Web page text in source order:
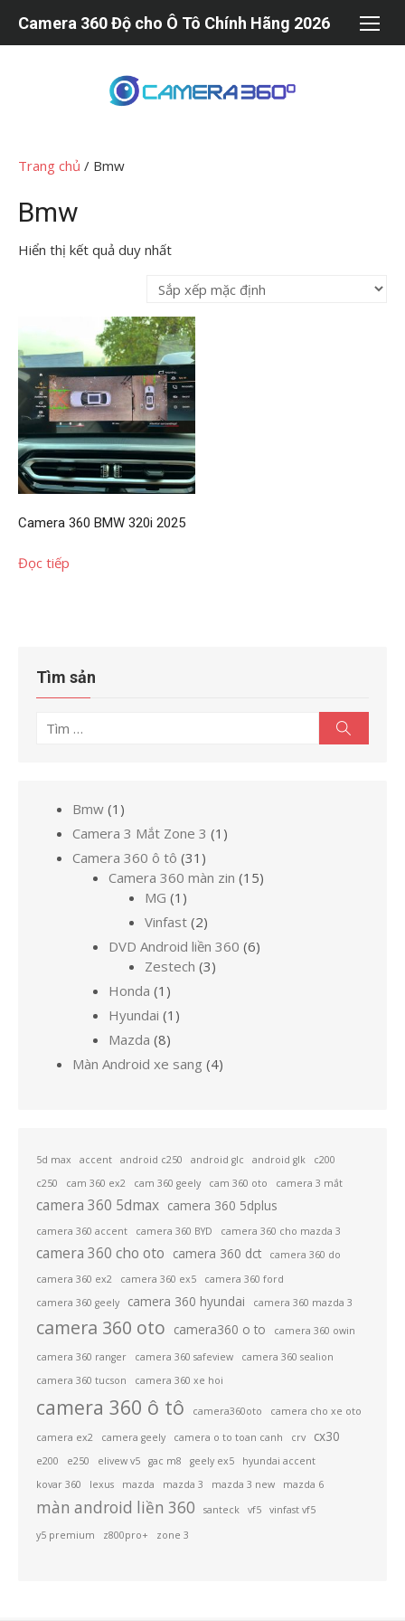
Camera 360 Độ cho Ô Tô Chính Hãng 2026
Trang chủ / Bmw
Bmw
Hiển thị kết quả duy nhất
Camera 360 BMW 320i 2025
Đọc tiếp
Tìm sản
Tìm
kiếm
Bmw 1 1
sản
Camera 3 Mắt Zone 3 1 1
phẩm
Camera 360 ô tô 31 31
sản
Camera 360 màn zin 1515
MG 1 1
sản
phẩm
Vinfast 22
sản
phẩm
DVD Android liền 360 66
Zestech 33
Honda 1 1
sản
Hyundai 1 1
Mazda 88
sản
phẩm
Màn Android xe sang 44
5d max accent android c250 android glc android glk
c200
c250
cam 360 ex2 cam 360 geely cam 360 oto camera 3 mắt
camera 360 5dmax camera 360 5dplus
camera 360 accent camera 360 BYD camera 360 cho mazda 3
camera 360 cho oto camera 360 dct
camera 360 do
camera 360 ex2
camera 360 ex5
camera 360 ford
camera 360 geely
camera 360 hyundai camera 360 mazda 3
camera 360 oto camera360 o to camera 360 owin
camera 360 ranger camera 360 safeview
camera 360 sealion
camera 360 tucson
camera 360 xe hoi
camera 360 ô tô camera360oto camera cho xe oto
camera ex2 camera geely camera o to toan canh crv cx30
e200 e250 elivew v5 gac m8 geely ex5
hyundai accent
kovar 360
lexus mazda mazda 3 mazda 3 new mazda 6
màn android liền 360 santeck vf5
vinfast vf5
y5 premium
z800pro+ zone 3